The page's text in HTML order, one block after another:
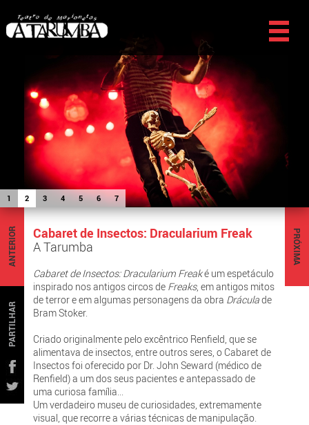
1 2 3 4 5 6 7
PRÓXIMA
ANTERIOR
PARTILHAR
Cabaret de Insectos: Dracularium Freak
A Tarumba
Cabaret de Insectos: Dracularium Freaké um espetáculo
inspirado nos antigos circos de Freaks, em antigos mitos
de terror e em algumas personagens da obra Dráculade
Bram Stoker.
Criado originalmente pelo excêntrico Renfield, que se
alimentava de insectos, entre outros seres, o Cabaret de
Insectos foi oferecido por Dr. John Seward (médico de
Renfield) a um dos seus pacientes e antepassado de
uma curiosa família...
Um verdadeiro museu de curiosidades, extremamente
visual, que recorre a várias técnicas de manipulação.